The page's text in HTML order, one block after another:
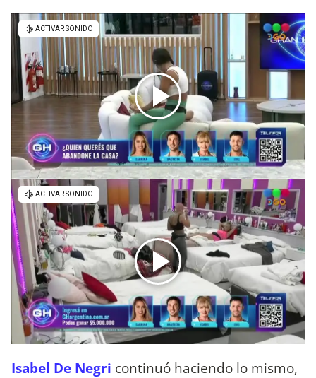
Isabel De Negri continuó haciendo lo mismo,